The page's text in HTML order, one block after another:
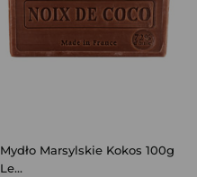
Mydło Marsylskie Kokos 100g
Le...